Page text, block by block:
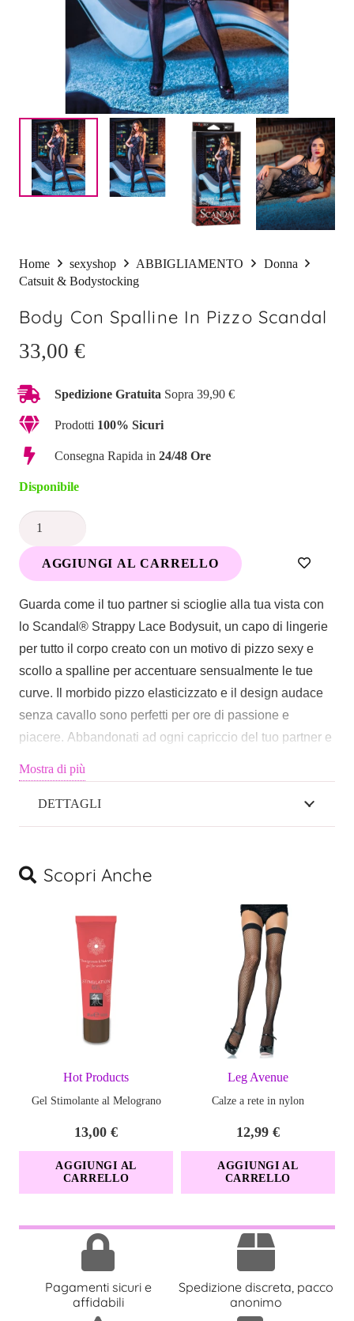
Home sexyshop ABBIGLIAMENTO
Donna
Catsuit & Bodystocking
Body Con Spalline In Pizzo Scandal
33,00 €
Spedizione Gratuita Sopra 39,90 €
Prodotti 100% Sicuri
Consegna Rapida in 24/48 Ore
Disponibile
Body
Spalline
Pizzo
Scandal
quantità
AGGIUNGI AL CARRELLO
Guarda come il tuo partner si scioglie alla tua vista con
lo Scandal® Strappy Lace Bodysuit, un capo di lingerie
per tutto il corpo creato con un motivo di pizzo sexy e
scollo a spalline per accentuare sensualmente le tue
curve. Il morbido pizzo elasticizzato e il design audace
senza cavallo sono perfetti per ore di passione e
piacere. Abbandonati ad ogni capriccio del tuo partner e
peccaminosamente senza cavallo.Abbandonati al
desiderio primordiale, ispira nuove passioni e concediti
un piacere scandaloso con questo seducente completo.
Mostra di più
DETTAGLI
Scopri Anche
Hot Products
Gel Stimolante al Melograno
13,00€
AGGIUNGI AL
CARRELLO
Leg Avenue
Calze a rete in nylon
12,99 €
AGGIUNGI AL
CARRELLO
Pagamenti sicuri e
affidabili
Spedizione discreta, pacco
anonimo